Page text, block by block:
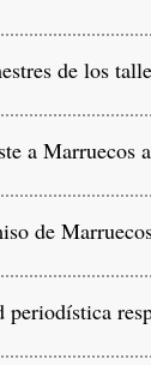
de los
a
de